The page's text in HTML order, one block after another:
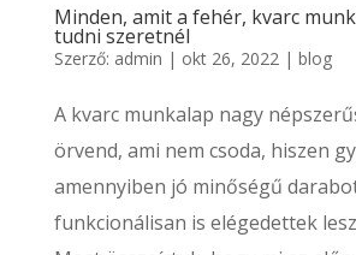
Minden, amit a fehér, kvarc
tudni szeretnél
Szerző: admin | okt 26, 2022| blog
A kvarc munkalap nagy
örvend, ami nem csoda, hiszen
amennyiben jó minőségű
funkcionálisan is elégedettek